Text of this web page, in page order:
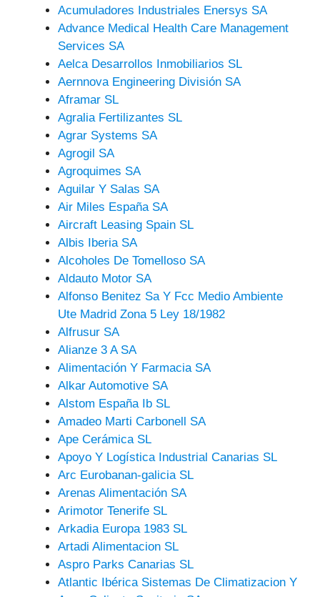
Acumuladores Industriales Enersys SA
Advance Medical Health Care Management
Services SA
Aelca Desarrollos Inmobiliarios SL
Aernnova Engineering División SA
Aframar SL
Agralia Fertilizantes SL
Agrar Systems SA
Agrogil SA
Agroquimes SA
Aguilar Y Salas SA
Air Miles España SA
Aircraft Leasing Spain SL
Albis Iberia SA
Alcoholes De Tomelloso SA
Aldauto Motor SA
Alfonso Benitez Sa Y Fcc Medio Ambiente
Ute Madrid Zona 5 Ley 18/1982
Alfrusur SA
Alianze 3 A SA
Alimentación Y Farmacia SA
Alkar Automotive SA
Alstom España Ib SL
Amadeo Marti Carbonell SA
Ape Cerámica SL
Apoyo Y Logística Industrial Canarias SL
Arc Eurobanan-galicia SL
Arenas Alimentación SA
Arimotor Tenerife SL
Arkadia Europa 1983 SL
Artadi Alimentacion SL
Aspro Parks Canarias SL
Atlantic Ibérica Sistemas De Climatizacion Y